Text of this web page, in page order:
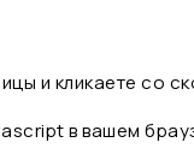
и кликаете со
в вашем